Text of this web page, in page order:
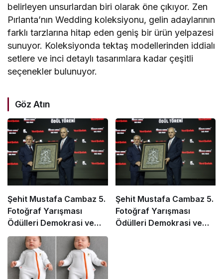
belirleyen unsurlardan biri olarak öne çıkıyor. Zen
Pırlanta’nın Wedding koleksiyonu, gelin adaylarının
farklı tarzlarına hitap eden geniş bir ürün yelpazesi
sunuyor. Koleksiyonda tektaş modellerinden iddialı
setlere ve inci detaylı tasarımlara kadar çeşitli
seçenekler bulunuyor.
Göz Atın
Şehit Mustafa Cambaz 5.
Fotoğraf Yarışması
Ödülleri Demokrasi ve
Özgürlükler Adası’nda
Sahiplerini Buldu
Şehit Mustafa Cambaz 5.
Fotoğraf Yarışması
Ödülleri Demokrasi ve